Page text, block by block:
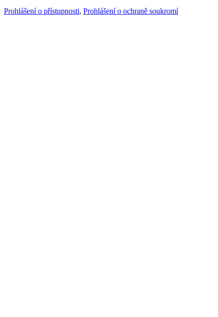
Prohlášení o přístupnosti, Prohlášení o ochraně soukromí